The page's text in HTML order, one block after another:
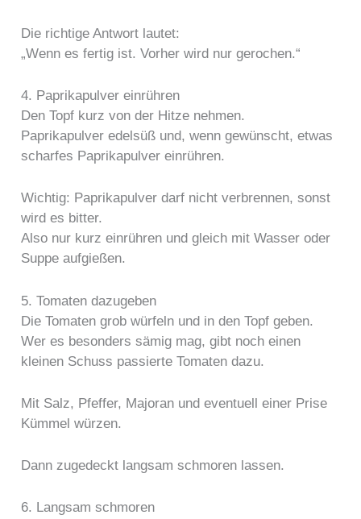
Die richtige Antwort lautet:
„Wenn es fertig ist. Vorher wird nur gerochen.“
4. Paprikapulver einrühren
Den Topf kurz von der Hitze nehmen.
Paprikapulver edelsüß und, wenn gewünscht, etwas
scharfes Paprikapulver einrühren.
Wichtig: Paprikapulver darf nicht verbrennen, sonst
wird es bitter.
Also nur kurz einrühren und gleich mit Wasser oder
Suppe aufgießen.
5. Tomaten dazugeben
Die Tomaten grob würfeln und in den Topf geben.
Wer es besonders sämig mag, gibt noch einen
kleinen Schuss passierte Tomaten dazu.
Mit Salz, Pfeffer, Majoran und eventuell einer Prise
Kümmel würzen.
Dann zugedeckt langsam schmoren lassen.
6. Langsam schmoren